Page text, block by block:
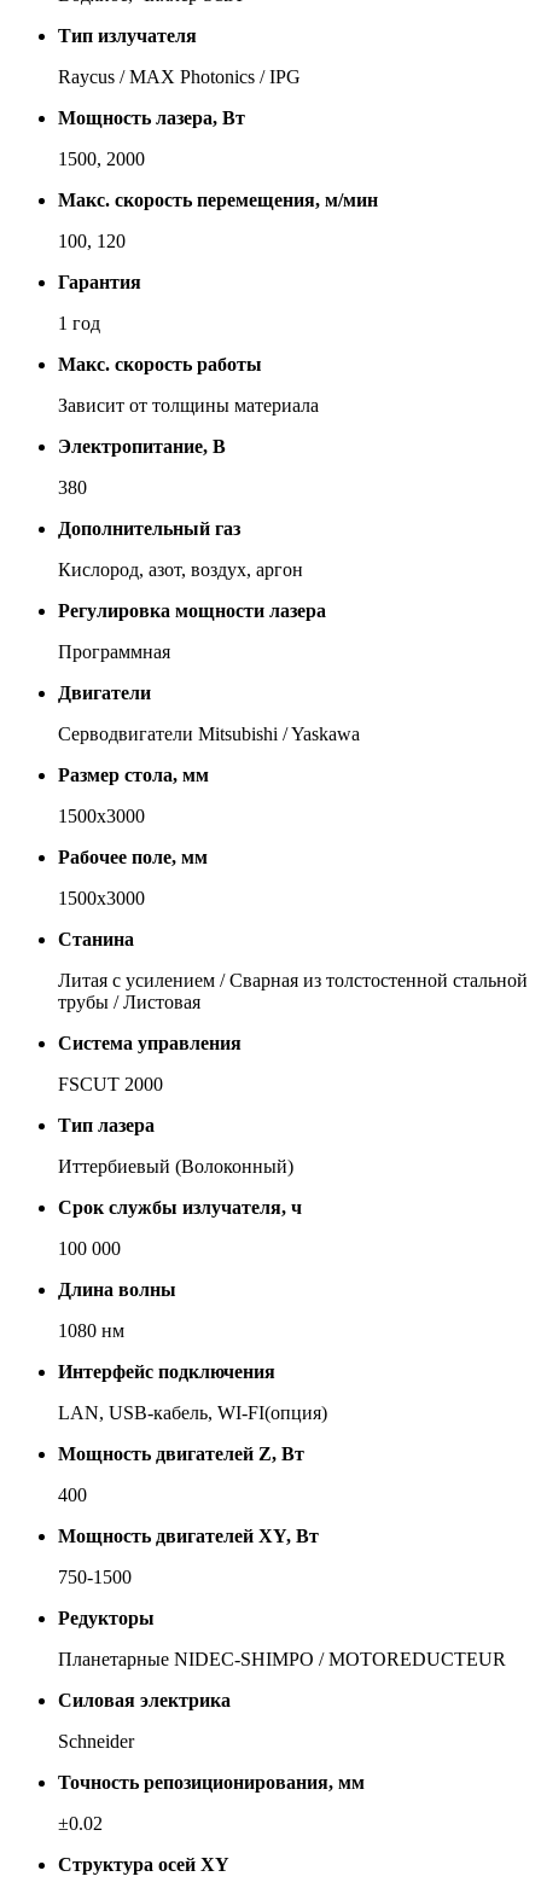
Тип излучателя
Raycus / MAX Photonics / IPG
Мощность лазера, Вт
1500, 2000
Макс. скорость перемещения, м/мин
100, 120
Гарантия
1 год
Макс. скорость работы
За­ви­сит от тол­щи­ны ма­те­ри­а­ла
Электропитание, В
380
Дополнительный газ
Кис­ло­род, азот, воз­дух, ар­гон
Регулировка мощности лазера
Про­грамм­ная
Двигатели
Сер­во­дви­га­те­ли Mitsubishi / Yaskawa
Размер стола, мм
1500х3000
Рабочее поле, мм
1500х3000
Станина
Ли­тая с уси­ле­ни­ем / Свар­ная из тол­сто­стен­ной сталь­ной
тру­бы / Ли­сто­вая
Система управления
FSCUT 2000
Тип лазера
Ит­тер­би­е­вый (Во­ло­кон­ный)
Срок службы излучателя, ч
100 000
Длина волны
1080 нм
Интерфейс подключения
LAN, USB-ка­бель, WI-FI(оп­ция)
Мощность двигателей Z, Вт
400
Мощность двигателей XY, Вт
750-1500
Редукторы
Пла­не­тар­ные NIDEC-SHIMPO / MOTOREDUCTEUR
Силовая электрика
Schneider
Точность репозиционирования, мм
±0.02
Структура осей XY